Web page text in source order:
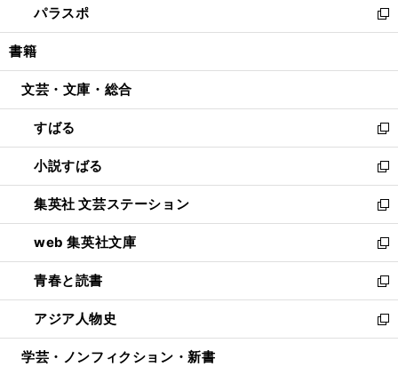
で
開
ド
ウ
開
ィ
ン
ウ
開
く
い
ウ
ン
ウ
で
開
く
パラスポ
新
し
ウ
ン
ド
ウ
で
開
く
書籍
文芸・文庫・総合
すばる
新
し
い
ウ
ィ
ン
ド
ウ
で
開
く
小説すばる
新
し
い
ウ
ィ
ン
ド
ウ
で
開
集英社 文芸ステーション
新
し
い
ウ
ィ
ン
ド
ウ
web 集英社文庫
新
し
い
ウ
ィ
ン
青春と読書
新
し
い
ウ
アジア人物史
新
し
学芸・ノンフィクション・新書